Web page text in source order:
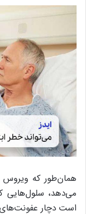
همان‌طور که ویروس
می‌دهد، سلول‌هایی
است دچار عفونت‌های